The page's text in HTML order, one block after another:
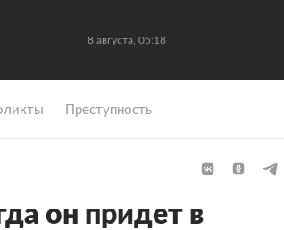
8 августа, 05:18
Преступность
он придет в